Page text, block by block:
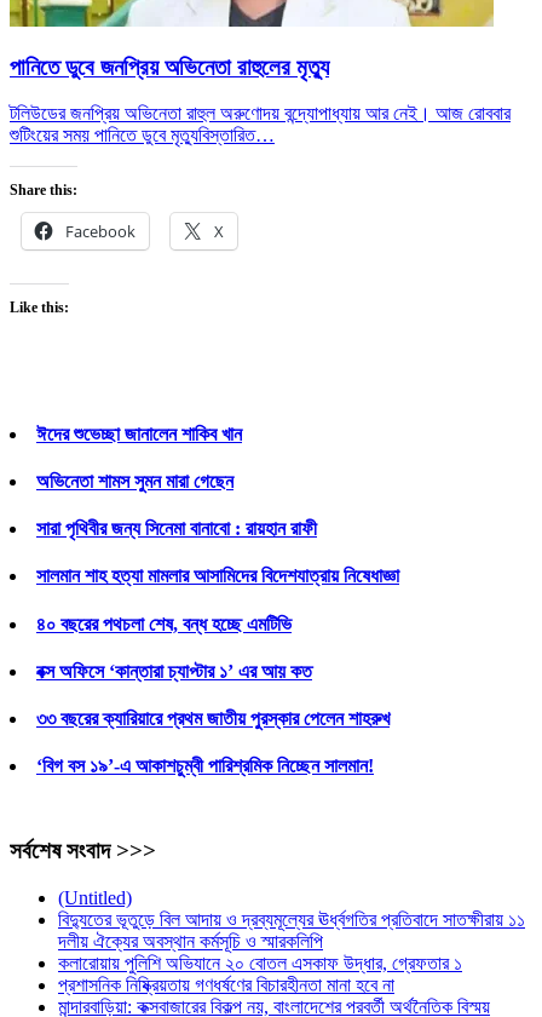
পানিতে ডুবে জনপ্রিয় অভিনেতা রাহুলের মৃত্যু
টলিউডের জনপ্রিয় অভিনেতা রাহুল অরুণোদয় বন্দ্যোপাধ্যায় আর নেই। আজ রোববার
শুটিংয়ের সময় পানিতে ডুবে মৃত্যুবিস্তারিত…
Share this:
Facebook X
Like this:
ঈদের শুভেচ্ছা জানালেন শাকিব খান
অভিনেতা শামস সুমন মারা গেছেন
সারা পৃথিবীর জন্য সিনেমা বানাবো : রায়হান রাফী
সালমান শাহ হত্যা মামলার আসামিদের বিদেশযাত্রায় নিষেধাজ্ঞা
৪০ বছরের পথচলা শেষ, বন্ধ হচ্ছে এমটিভি
বক্স অফিসে ‘কান্তারা চ্যাপ্টার ১’ এর আয় কত
৩৩ বছরের ক্যারিয়ারে প্রথম জাতীয় পুরস্কার পেলেন শাহরুখ
‘বিগ বস ১৯’-এ আকাশচুম্বী পারিশ্রমিক নিচ্ছেন সালমান!
সর্বশেষ সংবাদ >>>
(Untitled)
বিদ্যুতের ভূতুড়ে বিল আদায় ও দ্রব্যমূল্যের ঊর্ধ্বগতির প্রতিবাদে সাতক্ষীরায় ১১
দলীয় ঐক্যের অবস্থান কর্মসূচি ও স্মারকলিপি
কলারোয়ায় পুলিশি অভিযানে ২০ বোতল এসকাফ উদ্ধার, গ্রেফতার ১
প্রশাসনিক নিষ্ক্রিয়তায় গণধর্ষণের বিচারহীনতা মানা হবে না
মান্দারবাড়িয়া: কক্সবাজারের বিকল্প নয়, বাংলাদেশের পরবর্তী অর্থনৈতিক বিস্ময়